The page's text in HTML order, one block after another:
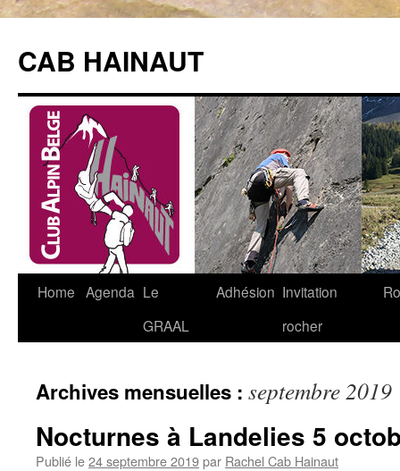
contenu
CAB HAINAUT
Home Agenda Le
GRAAL
Adhésion Invitation
rocher
Archives mensuelles : septembre 2019
Nocturnes à Landelies 5
Publié le24 septembre 2019par Rachel Cab Hainaut